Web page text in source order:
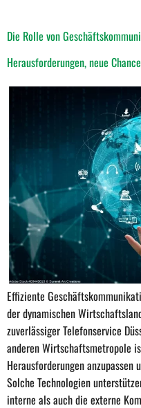
Die Rolle von
Herausforderungen, neue
Effiziente
der dynamischen
zuverlässiger Telefonservice
anderen Wirtschaftsmetropole
Herausforderungen anzupassen
Solche Technologien
interne als auch die externe